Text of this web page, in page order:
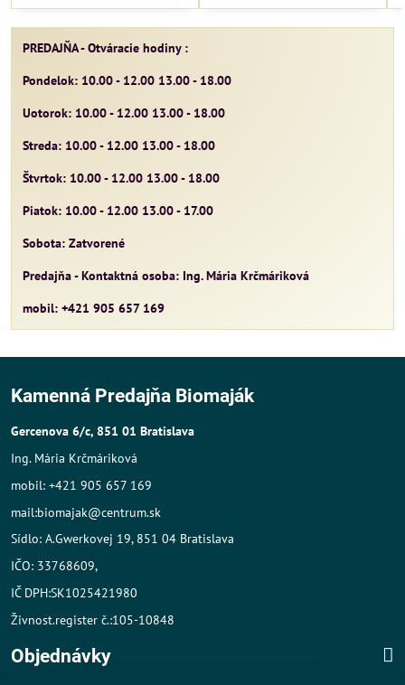
PREDAJŇA - Otváracie hodiny :
Pondelok: 10.00 - 12.00 13.00 - 18.00
Uotorok: 10.00 - 12.00 13.00 - 18.00
Streda: 10.00 - 12.00 13.00 - 18.00
Štvrtok: 10.00 - 12.00 13.00 - 18.00
Piatok: 10.00 - 12.00 13.00 - 17.00
Sobota: Zatvorené
Predajňa - Kontaktná osoba: Ing. Mária Krčmáriková
mobil: +421 905 657 169
Kamenná Predajňa Biomaják
Gercenova 6/c, 851 01 Bratislava
Ing. Mária Krčmáriková
mobil: +421 905 657 169
mail:biomajak@centrum.sk
Sídlo: A.Gwerkovej 19, 851 04 Bratislava
IČO: 33768609,
IČ DPH:SK1025421980
Živnost.register č.:105-10848
Objednávky